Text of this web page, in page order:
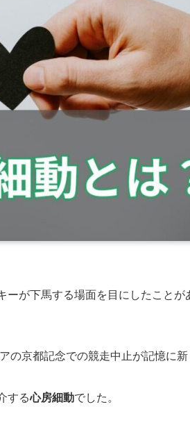
ーが下馬する場面を目にしたこと
京都記念での競走中止が記憶に新
する心房細動でした。